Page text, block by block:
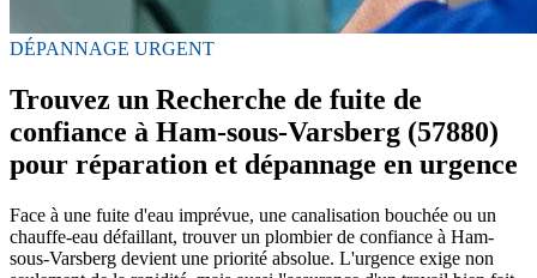
DÉPANNAGE URGENT
Trouvez un Recherche de fuite de
confiance à Ham-sous-Varsberg (57880)
pour réparation et dépannage en urgence
Face à une fuite d'eau imprévue, une canalisation bouchée ou un
chauffe-eau défaillant, trouver un plombier de confiance à Ham-
sous-Varsberg devient une priorité absolue. L'urgence exige non